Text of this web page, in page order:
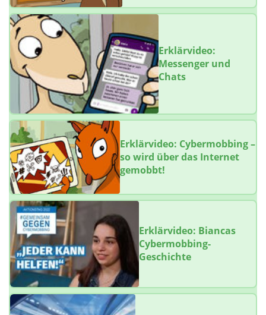
Erklärvideo:
Messenger und
Chats
Erklärvideo: Cybermobbing –
so wird über das Internet
gemobbt!
Erklärvideo: Biancas
Cybermobbing-
Geschichte